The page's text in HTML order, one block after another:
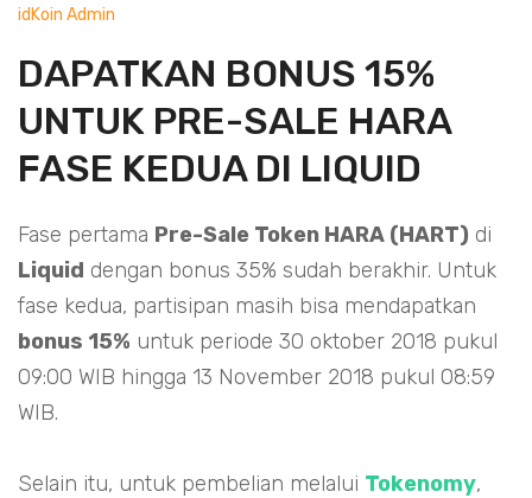
idKoin Admin
DAPATKAN BONUS 15%
UNTUK PRE-SALE HARA
FASE KEDUA DI LIQUID
Fase pertama Pre-Sale Token HARA (HART) di
Liquid dengan bonus 35% sudah berakhir. Untuk
fase kedua, partisipan masih bisa mendapatkan
bonus 15% untuk periode 30 oktober 2018 pukul
09:00 WIB hingga 13 November 2018 pukul 08:59
WIB.
Selain itu, untuk pembelian melalui Tokenomy,